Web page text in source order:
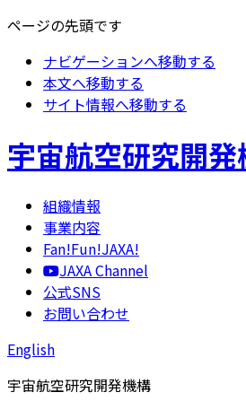
ページの先頭です
ナビゲーションへ移動する
本文へ移動する
サイト情報へ移動する
宇宙航空研究開
組織情報
事業内容
Fan!Fun!JAXA!
JAXA Channel
公式SNS
お問い合わせ
English
宇宙航空研究開発機構